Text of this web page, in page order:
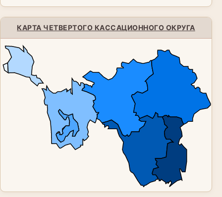
КАРТА ЧЕТВЕРТОГО КАССАЦИОННОГО ОКРУГА